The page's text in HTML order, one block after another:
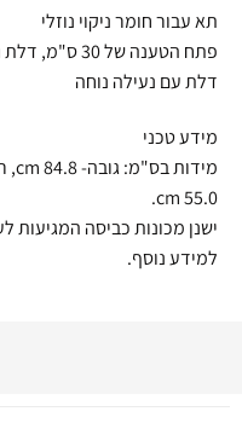
תא עבור חומר ניקוי נוזלי
פתח הטענה של 30 ס"מ, דלת נפתחת ב-180 מעלות
דלת עם נעילה נוחה
מידע טכני
55.0 cm.
למידע נוסף.